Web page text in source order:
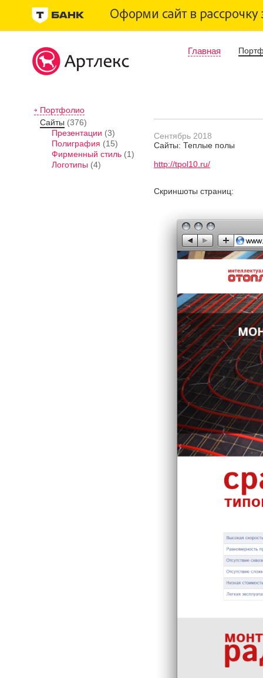
Главная
Портфолио
Сайты (376)
Презентации (3)
Полиграфия (15)
Фирменный стиль (1)
Логотипы (4)
Сентябрь 2018
Сайты: Теплые полы
http://tpol10.ru/
Скриншоты страниц: